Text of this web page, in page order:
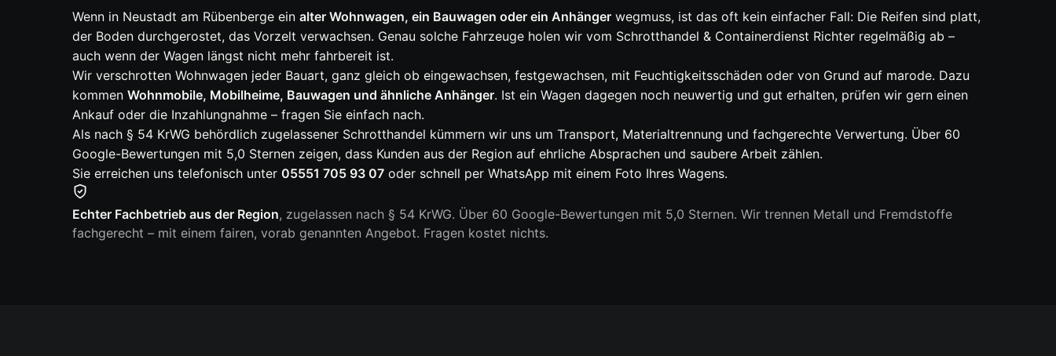
Wenn in Neustadt am Rübenberge ein alter Wohnwagen, ein Bauwagen oder ein Anhänger wegmuss, ist das oft kein einfacher Fall: Die Reifen sind platt,
der Boden durchgerostet, das Vorzelt verwachsen. Genau solche Fahrzeuge holen wir vom Schrotthandel & Containerdienst Richter regelmäßig ab –
auch wenn der Wagen längst nicht mehr fahrbereit ist.
Wir verschrotten Wohnwagen jeder Bauart, ganz gleich ob eingewachsen, festgewachsen, mit Feuchtigkeitsschäden oder von Grund auf marode. Dazu
kommen Wohnmobile, Mobilheime, Bauwagen und ähnliche Anhänger. Ist ein Wagen dagegen noch neuwertig und gut erhalten, prüfen wir gern einen
Ankauf oder die Inzahlungnahme – fragen Sie einfach nach.
Als nach § 54 KrWG behördlich zugelassener Schrotthandel kümmern wir uns um Transport, Materialtrennung und fachgerechte Verwertung. Über 60
Google-Bewertungen mit 5,0 Sternen zeigen, dass Kunden aus der Region auf ehrliche Absprachen und saubere Arbeit zählen.
Sie erreichen uns telefonisch unter 05551 705 93 07 oder schnell per WhatsApp mit einem Foto Ihres Wagens.
Echter Fachbetrieb aus der Region, zugelassen nach § 54 KrWG. Über 60 Google-Bewertungen mit 5,0 Sternen. Wir trennen Metall und Fremdstoffe
fachgerecht – mit einem fairen, vorab genannten Angebot. Fragen kostet nichts.